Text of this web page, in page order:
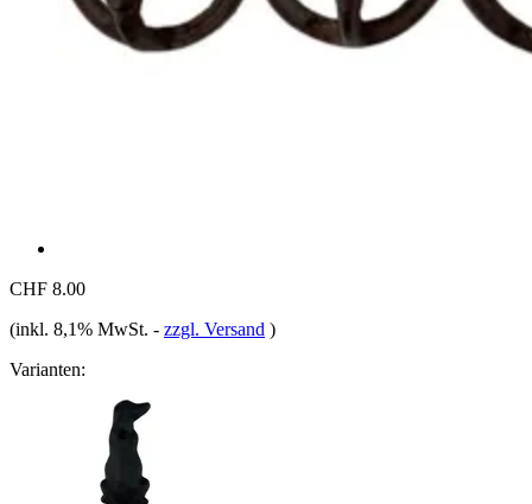
CHF 8.00
(inkl. 8,1% MwSt. - zzgl. Versand )
Varianten: